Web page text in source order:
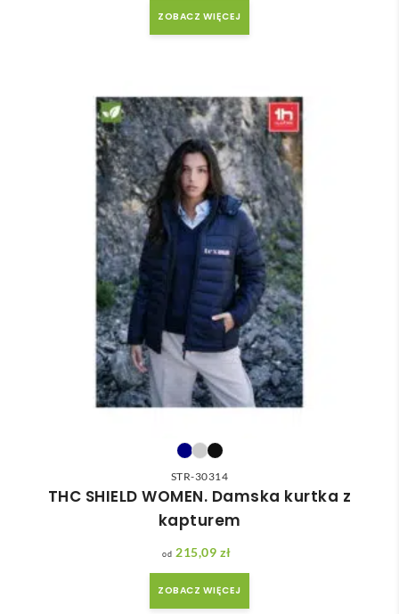
ZOBACZ WIĘCEJ
STR-30314
THC SHIELD WOMEN. Damska kurtka z
kapturem
215,09 zł
ZOBACZ WIĘCEJ